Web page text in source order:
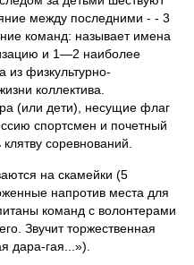
между последними - - 3
команд: называет имена
и 1—2 наиболее
из физкультурно-
коллектива.
(или дети), несущие флаг
спортсмен и почетный
соревнований.
на скамейки (5
напротив места для
команд с волонтерами
Звучит торжественная
дара-гая...»).